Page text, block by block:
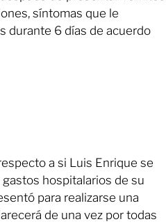
síntomas que le
durante 6 días de acuerdo
a si Luis Enrique se
hospitalarios de su
para realizarse una
de una vez por todas